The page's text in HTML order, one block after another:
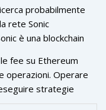
probabilmente
rete Sonic
è una blockchain
Wagmi, stanno
per ridurre i costi di
esecuzione.
fee su Ethereum
operazioni. Operare
strategie
Tuttavia, ricorda che